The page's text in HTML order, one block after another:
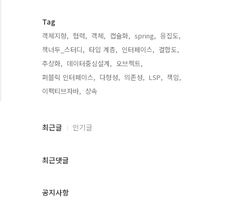
Tag
객체지향, 협력, 객체, 캡슐화, spring, 응집도,
책너두_스터디, 타입 계층, 인터페이스, 결합도,
추상화, 데이터중심설계, 오브젝트,
퍼블릭 인터페이스, 다형성, 의존성, LSP, 책임,
이펙티브자바, 상속,
최
과
글
최근글 인기글
최근댓글
공지사항